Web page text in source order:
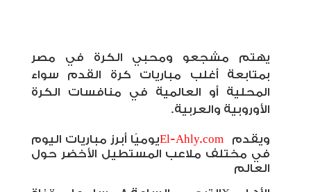
يهتم مشجعو ومحبي الكرة في مصر
بمتابعة أغلب مباريات كرة القدم سواء
المحلية أو العالمية في منافسات الكرة
الأوروبية والعربية.
ويقدم El-Ahly.comيوميًا أبرز مباريات اليوم
في مختلف ملاعب المستطيل الأخضر حول
العالم